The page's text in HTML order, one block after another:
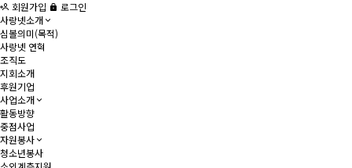
회원가입
로그인
사랑넷소개
심볼의미(목적)
사랑넷 연혁
조직도
지회소개
후원기업
사업소개
활동방향
중점사업
자원봉사
청소년봉사